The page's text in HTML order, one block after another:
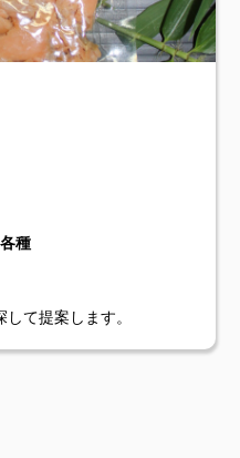
種
て提案します。